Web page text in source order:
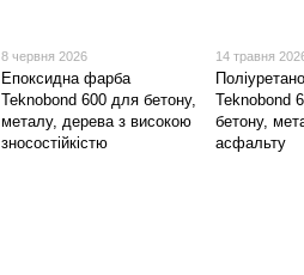
8 червня 2026
Епоксидна фарба
Teknobond 600 для бетону,
металу, дерева з високою
зносостійкістю
14 травня
Teknobond
бетону,
асфальту